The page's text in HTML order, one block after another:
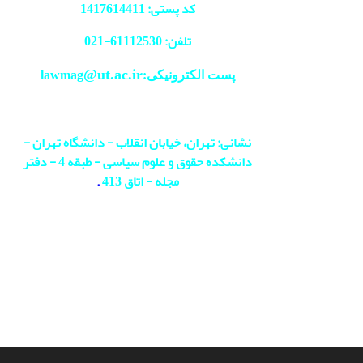
کد پستی: 1417614411
تلفن: 61112530-
021
پست الکترونیکی:lawmag@ut.ac.ir
نشانی: تهران، خیابان انقلاب - دانشگاه تهران -
دانشکده حقوق و علوم سیاسی - طبقه 4 - دفتر
مجله - اتاق 413
.